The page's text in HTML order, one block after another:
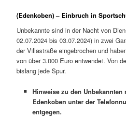
(Edenkoben) – Einbruch in
Unbekannte sind in der Nacht von
02.07.2024 bis 03.07.2024) in zwei
der Villastraße eingebrochen und
von über 3.000 Euro entwendet. Von
bislang jede Spur.
Hinweise zu den
Edenkoben unter der
entgegen.